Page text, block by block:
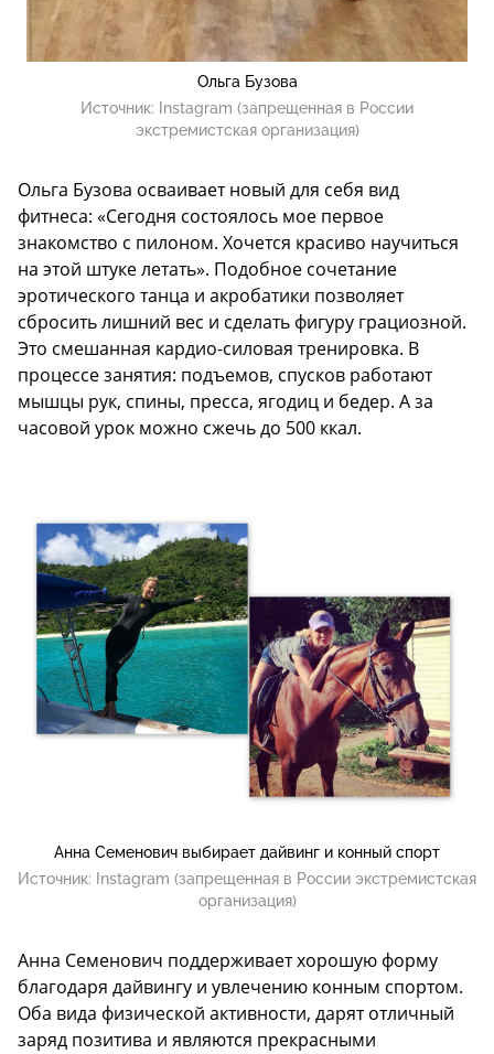
Ольга Бузова
Источник: Instagram (запрещенная в России
экстремистская организация)
Ольга Бузова осваивает новый для себя вид
фитнеса: «Сегодня состоялось мое первое
знакомство с пилоном. Хочется красиво научиться
на этой штуке летать». Подобное сочетание
эротического танца и акробатики позволяет
сбросить лишний вес и сделать фигуру грациозной.
Это смешанная кардио-силовая тренировка. В
процессе занятия: подъемов, спусков работают
мышцы рук, спины, пресса, ягодиц и бедер. А за
часовой урок можно сжечь до 500 ккал.
Анна Семенович выбирает дайвинг и конный спорт
Источник:
Instagram (запрещенная в России экстремистская
организация)
Анна Семенович поддерживает хорошую форму
благодаря дайвингу и увлечению конным спортом.
Оба вида физической активности, дарят отличный
заряд позитива и являются прекрасными